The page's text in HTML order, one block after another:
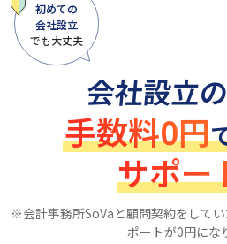
会社設立
手数料0円
サポー
※会計事務所SoVaと顧問契約をして
ポートが0円にな
初めての
会社設立
でも大丈夫